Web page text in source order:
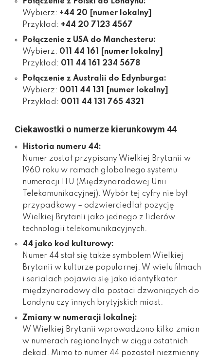
Połączenie z Polski do Londynu:
Wybierz: +44 20 [numer lokalny]
Przykład: +44 20 7123 4567
Połączenie z USA do Manchesteru:
Wybierz: 011 44 161 [numer lokalny]
Przykład: 011 44 161 234 5678
Połączenie z Australii do Edynburga:
Wybierz: 0011 44 131 [numer lokalny]
Przykład: 0011 44 131 765 4321
Ciekawostki o numerze kierunkowym 44
Historia numeru 44:
Numer został przypisany Wielkiej Brytanii w
1960 roku w ramach globalnego systemu
numeracji ITU (Międzynarodowej Unii
Telekomunikacyjnej). Wybór tej cyfry nie był
przypadkowy – odzwierciedlał pozycję
Wielkiej Brytanii jako jednego z liderów
technologii telekomunikacyjnych.
44 jako kod kulturowy:
Numer 44 stał się także symbolem Wielkiej
Brytanii w kulturze popularnej. W wielu filmach
i serialach pojawia się jako identyfikator
międzynarodowy dla postaci dzwoniących do
Londynu czy innych brytyjskich miast.
Zmiany w numeracji lokalnej:
W Wielkiej Brytanii wprowadzono kilka zmian
w numerach regionalnych w ciągu ostatnich
dekad. Mimo to numer 44 pozostał niezmienny